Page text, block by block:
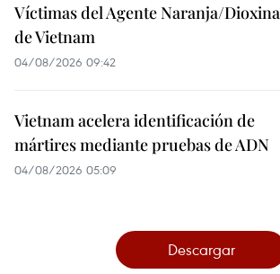
Víctimas del Agente Naranja/Dioxina
de Vietnam
04/08/2026 09:42
Vietnam acelera identificación de
mártires mediante pruebas de ADN
04/08/2026 05:09
Descargar